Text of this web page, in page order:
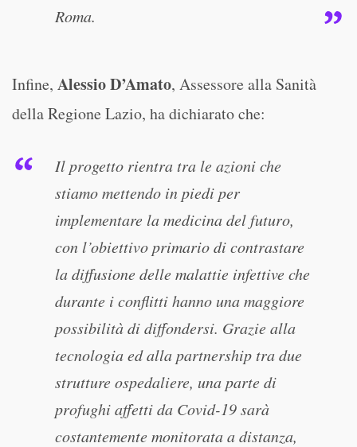
Roma.
Infine, Alessio D’Amato, Assessore alla Sanità
della Regione Lazio, ha dichiarato che:
Il progetto rientra tra le azioni che
stiamo mettendo in piedi per
implementare la medicina del futuro,
con l’obiettivo primario di contrastare
la diffusione delle malattie infettive che
durante i conflitti hanno una maggiore
possibilità di diffondersi. Grazie alla
tecnologia ed alla partnership tra due
strutture ospedaliere, una parte di
profughi affetti da Covid-19 sarà
costantemente monitorata a distanza,